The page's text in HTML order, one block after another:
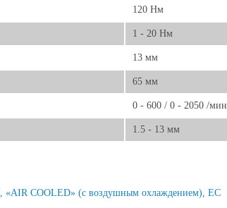
120 Нм
1 - 20 Нм
13 мм
65 мм
0 - 600 / 0 - 2050 /мин
1.5 - 13 мм
«AIR COOLED» (с воздушным охлаждением), ЕС